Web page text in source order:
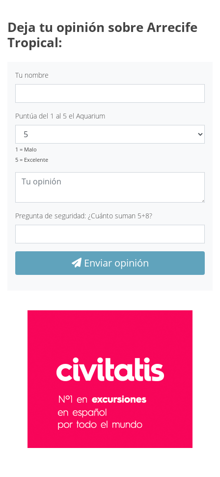
Deja tu opinión sobre Arrecife
Tropical:
Tu nombre
Puntúa del 1 al 5 el Aquarium
1 = Malo
5 = Excelente
Pregunta de seguridad: ¿Cuánto suman 5+8?
Enviar opinión